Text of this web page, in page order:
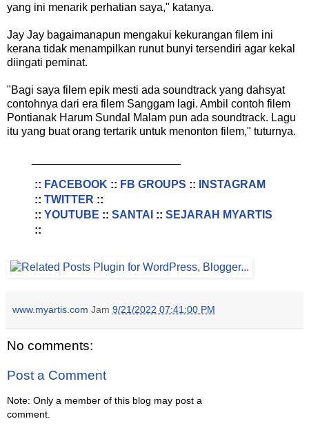
yang ini menarik perhatian saya," katanya.
Jay Jay bagaimanapun mengakui kekurangan filem ini
kerana tidak menampilkan runut bunyi tersendiri agar kekal
diingati peminat.
"Bagi saya filem epik mesti ada soundtrack yang dahsyat
contohnya dari era filem Sanggam lagi. Ambil contoh filem
Pontianak Harum Sundal Malam pun ada soundtrack. Lagu
itu yang buat orang tertarik untuk menonton filem," tuturnya.
:: FACEBOOK :: FB GROUPS ::
INSTAGRAM
:: TWITTER ::
:: YOUTUBE :: SANTAI :: SEJARAH MYARTIS
::
www.myartis.com Jam 9/21/2022 07:41:00 PM
No comments:
Post a Comment
Note: Only a member of this blog may post a
comment.